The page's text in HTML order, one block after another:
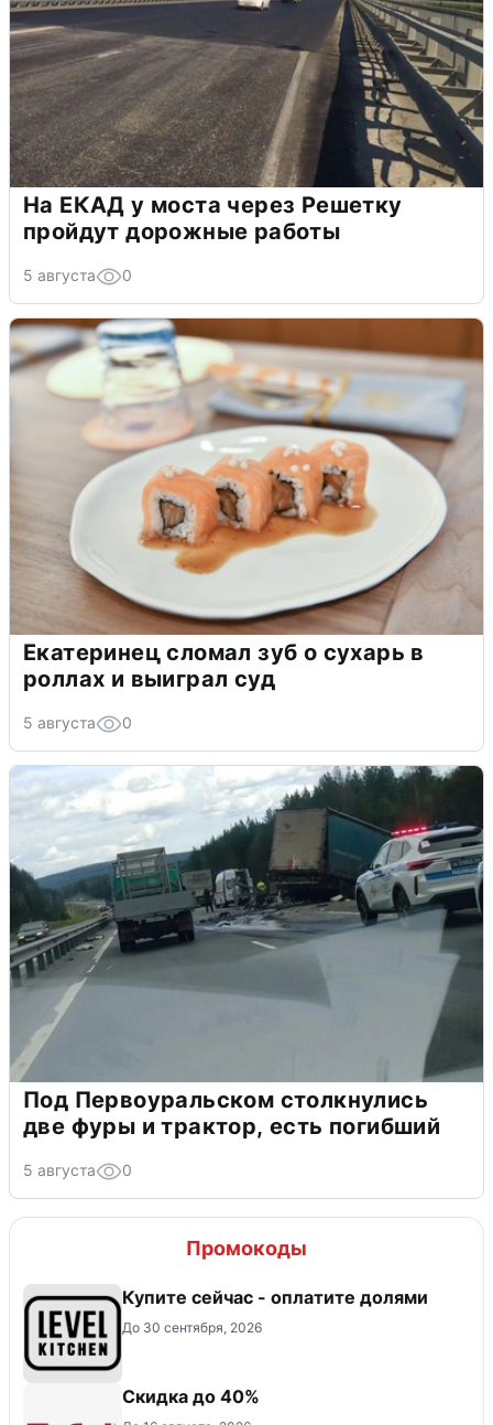
На ЕКАД у моста через Решетку
пройдут дорожные работы
5 августа 0
Екатеринец сломал зуб о сухарь в
роллах и выиграл суд
5 августа 0
Под Первоуральском столкнулись
две фуры и трактор, есть погибший
5 августа 0
Промокоды
Купите сейчас - оплатите долями
До 30 сентября, 2026
Скидка до 40%